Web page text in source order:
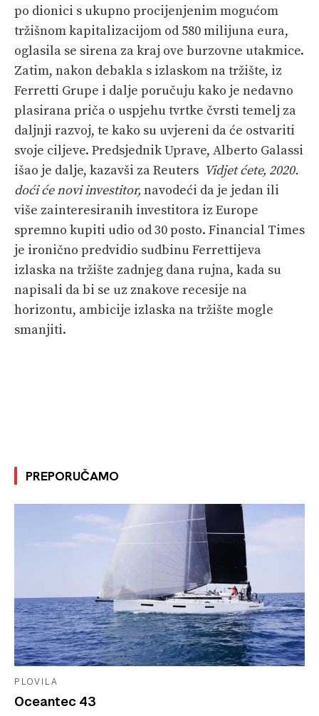
po dionici s ukupno procijenjenim mogućom
tržišnom kapitalizacijom od 580 milijuna eura,
oglasila se sirena za kraj ove burzovne utakmice.
Zatim, nakon debakla s izlaskom na tržište, iz
Ferretti Grupe i dalje poručuju kako je nedavno
plasirana priča o uspjehu tvrtke čvrsti temelj za
daljnji razvoj, te kako su uvjereni da će ostvariti
svoje ciljeve. Predsjednik Uprave, Alberto Galassi
išao je dalje, kazavši za Reuters Vidjet ćete, 2020.
doći će novi investitor, navodeći da je jedan ili
više zainteresiranih investitora iz Europe
spremno kupiti udio od 30 posto. Financial Times
je ironično predvidio sudbinu Ferrettijeva
izlaska na tržište zadnjeg dana rujna, kada su
napisali da bi se uz znakove recesije na
horizontu, ambicije izlaska na tržište mogle
smanjiti.
PREPORUČAMO
PLOVILA
Oceantec 43